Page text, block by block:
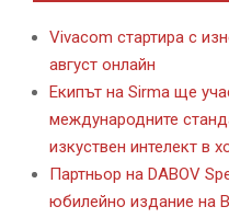
Vivacom стартира с
август онлайн
Екипът на Sirma ще
международните
изкуствен интелект в
Партньор на DABOV
юбилейно издание на